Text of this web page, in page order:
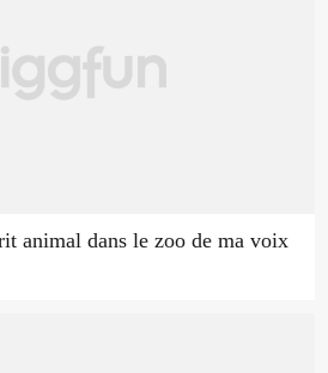
animal dans le zoo de ma voix